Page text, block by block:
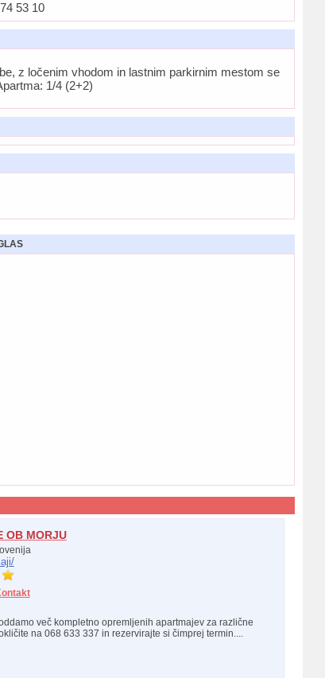
53 10
z ločenim vhodom in lastnim parkirnim mestom se
1/4 (2+2)
OB MORJU
več kompletno opremljenih apartmajev za različne
na 068 633 337 in rezervirajte si čimprej termin....